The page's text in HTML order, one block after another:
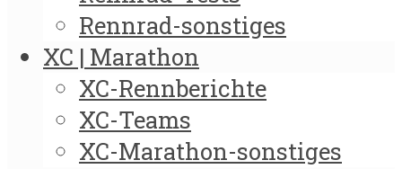
Rennrad-sonstiges
XC | Marathon
XC-Rennberichte
XC-Teams
XC-Marathon-sonstiges